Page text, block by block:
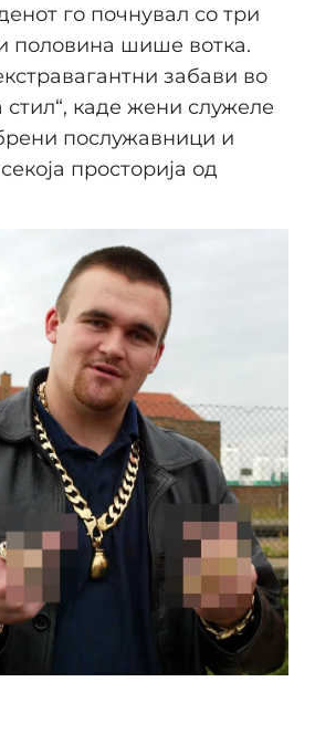
го почнувал со три
половина шише вотка.
забави во
стил“, каде жени служеле
послужавници и
просторија од